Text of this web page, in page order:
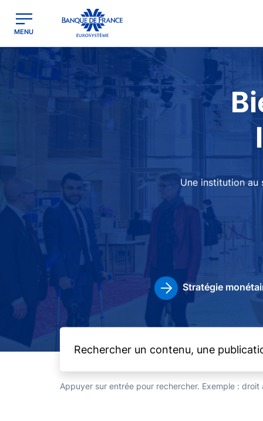
Banque de France - Menu Principal
MENU
Image
Une institution au
Stratégie
Appuyer sur entrée pour rechercher. Exemple : droit